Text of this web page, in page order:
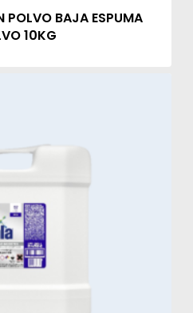
POLVO BAJA ESPUMA
10KG